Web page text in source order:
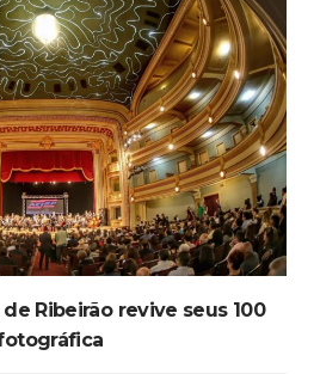
Ribeirão revive seus 100